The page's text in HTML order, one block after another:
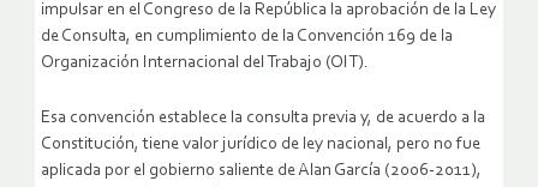
impulsar en el Congreso de la República la aprobación de la Ley
de Consulta, en cumplimiento de la Convención 169 de la
Organización Internacional del Trabajo (OIT).
Esa convención establece la consulta previa y, de acuerdo a la
Constitución, tiene valor jurídico de ley nacional, pero no fue
aplicada por el gobierno saliente de Alan García (2006-2011),